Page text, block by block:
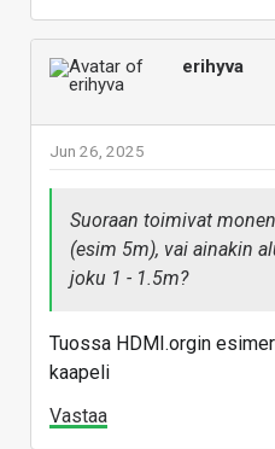
erihyva
Jun 26, 2025
Suoraan toimivat
(esim 5m), vai ainakin
joku 1 - 1.5m?
Tuossa HDMI.orgin
kaapeli
Vastaa